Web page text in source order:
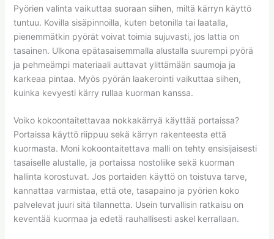
Pyörien valinta vaikuttaa suoraan siihen, miltä kärryn käyttö
tuntuu. Kovilla sisäpinnoilla, kuten betonilla tai laatalla,
pienemmätkin pyörät voivat toimia sujuvasti, jos lattia on
tasainen. Ulkona epätasaisemmalla alustalla suurempi pyörä
ja pehmeämpi materiaali auttavat ylittämään saumoja ja
karkeaa pintaa. Myös pyörän laakerointi vaikuttaa siihen,
kuinka kevyesti kärry rullaa kuorman kanssa.
Voiko kokoontaitettavaa nokkakärryä käyttää portaissa?
Portaissa käyttö riippuu sekä kärryn rakenteesta että
kuormasta. Moni kokoontaitettava malli on tehty ensisijaisesti
tasaiselle alustalle, ja portaissa nostoliike sekä kuorman
hallinta korostuvat. Jos portaiden käyttö on toistuva tarve,
kannattaa varmistaa, että ote, tasapaino ja pyörien koko
palvelevat juuri sitä tilannetta. Usein turvallisin ratkaisu on
keventää kuormaa ja edetä rauhallisesti askel kerrallaan.